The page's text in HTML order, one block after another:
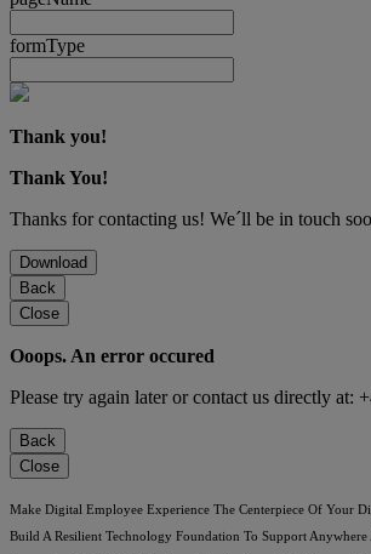
formType
Thank you!
Thank You!
Thanks for contacting us! We´ll be in touch
Download
Back
Close
Ooops. An error occured
Please try again later or contact us directly at:
Back
Close
Make Digital Employee Experience The Centerpiece Of Your
Build A Resilient Technology Foundation To Support